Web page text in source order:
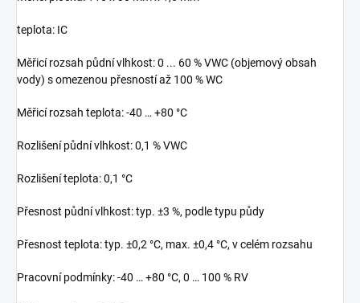
teplota: IC
Měřicí rozsah půdní vlhkost: 0 ... 60 % VWC (objemový obsah
vody) s omezenou přesností až 100 % WC
Měřicí rozsah teplota: -40 … +80 °C
Rozlišení půdní vlhkost: 0,1 % VWC
Rozlišení teplota: 0,1 °C
Přesnost půdní vlhkost: typ. ±3 %, podle typu půdy
Přesnost teplota: typ. ±0,2 °C, max. ±0,4 °C, v celém rozsahu
Pracovní podmínky: -40 … +80 °C, 0 … 100 % RV